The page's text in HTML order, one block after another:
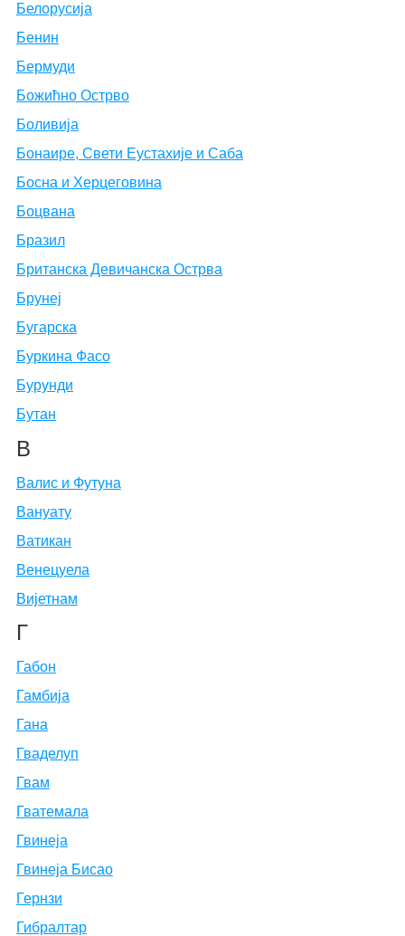
Белорусија
Бенин
Бермуди
Божићно Острво
Боливија
Бонаире, Свети Еустахије и Саба
Босна и Херцеговина
Боцвана
Бразил
Британска Девичанска Острва
Брунеј
Бугарска
Буркина Фасо
Бурунди
Бутан
В
Валис и Футуна
Вануату
Ватикан
Венецуела
Вијетнам
Г
Габон
Гамбија
Гана
Гваделуп
Гвам
Гватемала
Гвинеја
Гвинеја Бисао
Гернзи
Гибралтар